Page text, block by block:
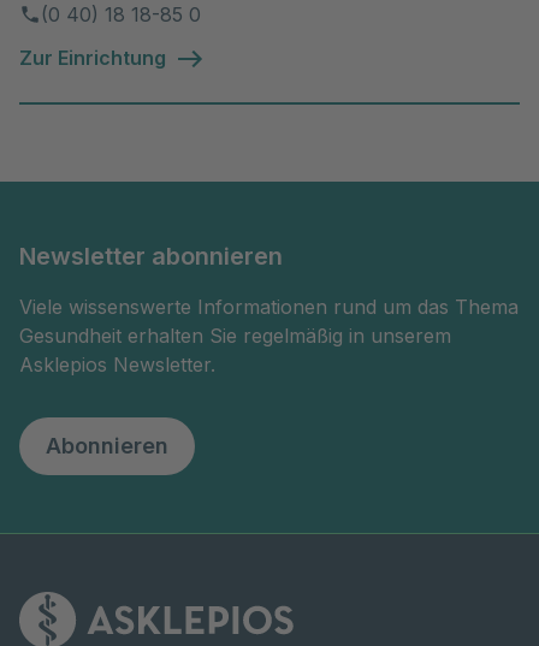
(0 40) 18 18-85 0
Zur Einrichtung
Newsletter abonnieren
Viele wissenswerte Informationen rund um das Thema
Gesundheit erhalten Sie regelmäßig in unserem
Asklepios Newsletter.
Abonnieren